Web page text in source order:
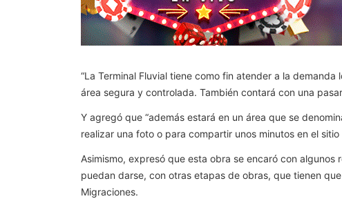
“La Terminal Fluvial tiene como fin atender a la
área segura y controlada. También contará con una
Y agregó que “además estará en un área que se
realizar una foto o para compartir unos minutos en el
Asimismo, expresó que esta obra se encaró con
puedan darse, con otras etapas de obras, que tienen
Migraciones.